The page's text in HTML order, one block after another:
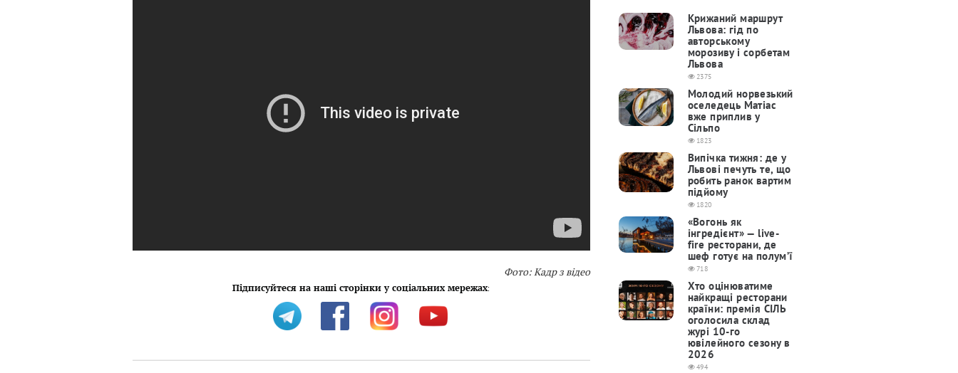
Фото: Кадр з відео
Підписуйтеся на наші сторінки у соціальних мережах:
Крижаний маршрут
Львова: гід по
авторському
морозиву і сорбетам
Львова
2375
Молодий норвезький
оселедець Матіас
вже приплив у
Сільпо
1823
Випічка тижня: де у
Львові печуть те, що
робить ранок вартим
підйому
1820
«Вогонь як
інгредієнт» — live-
fire ресторани, де
шеф готує на полум’ї
718
Хто оцінюватиме
найкращі ресторани
країни: премія СІЛЬ
оголосила склад
журі 10-го
ювілейного сезону в
2026
494